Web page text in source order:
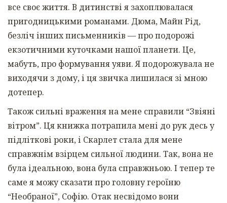
все своє життя. В дитинстві я захоплювалася
пригодницькими романами. Дюма, Майн Рід,
безліч інших письменників — про подорожі
екзотичними куточками нашої планети. Це,
мабуть, про формування уяви. Я подорожувала не
виходячи з дому, і ця звичка лишилася зі мною
дотепер.
Також сильні враження на мене справили “Звіяні
вітром”. Ця книжка потрапила мені до рук десь у
підліткові роки, і Скарлет стала для мене
справжнім взірцем сильної людини. Так, вона не
була ідеальною, вона була справжньою. І тепер те
саме я можу сказати про головну героїню
“Необраної”, Софію. Отак несвідомо вони